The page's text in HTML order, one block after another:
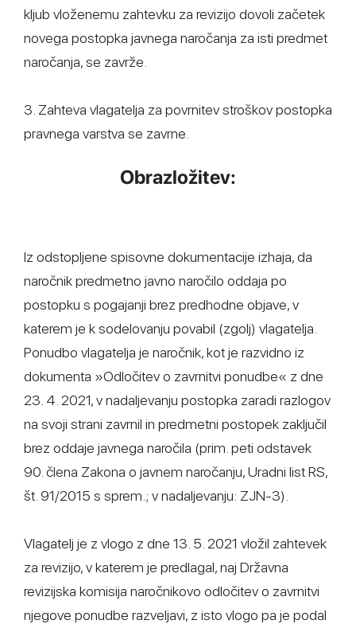
kljub vloženemu zahtevku za revizijo dovoli začetek
novega postopka javnega naročanja za isti predmet
naročanja, se zavrže.
3. Zahteva vlagatelja za povrnitev stroškov postopka
pravnega varstva se zavrne.
Obrazložitev:
Iz odstopljene spisovne dokumentacije izhaja, da
naročnik predmetno javno naročilo oddaja po
postopku s pogajanji brez predhodne objave, v
katerem je k sodelovanju povabil (zgolj) vlagatelja.
Ponudbo vlagatelja je naročnik, kot je razvidno iz
dokumenta »Odločitev o zavrnitvi ponudbe« z dne
23. 4. 2021, v nadaljevanju postopka zaradi razlogov
na svoji strani zavrnil in predmetni postopek zaključil
brez oddaje javnega naročila (prim. peti odstavek
90. člena Zakona o javnem naročanju, Uradni list RS,
št. 91/2015 s sprem.; v nadaljevanju: ZJN-3).
Vlagatelj je z vlogo z dne 13. 5. 2021 vložil zahtevek
za revizijo, v katerem je predlagal, naj Državna
revizijska komisija naročnikovo odločitev o zavrnitvi
njegove ponudbe razveljavi, z isto vlogo pa je podal